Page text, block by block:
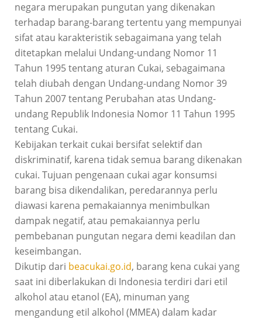
negara merupakan pungutan yang dikenakan
terhadap barang-barang tertentu yang mempunyai
sifat atau karakteristik sebagaimana yang telah
ditetapkan melalui Undang-undang Nomor 11
Tahun 1995 tentang aturan Cukai, sebagaimana
telah diubah dengan Undang-undang Nomor 39
Tahun 2007 tentang Perubahan atas Undang-
undang Republik Indonesia Nomor 11 Tahun 1995
tentang Cukai.
Kebijakan terkait cukai bersifat selektif dan
diskriminatif, karena tidak semua barang dikenakan
cukai. Tujuan pengenaan cukai agar konsumsi
barang bisa dikendalikan, peredarannya perlu
diawasi karena pemakaiannya menimbulkan
dampak negatif, atau pemakaiannya perlu
pembebanan pungutan negara demi keadilan dan
keseimbangan.
Dikutip dari beacukai.go.id, barang kena cukai yang
saat ini diberlakukan di Indonesia terdiri dari etil
alkohol atau etanol (EA), minuman yang
mengandung etil alkohol (MMEA) dalam kadar